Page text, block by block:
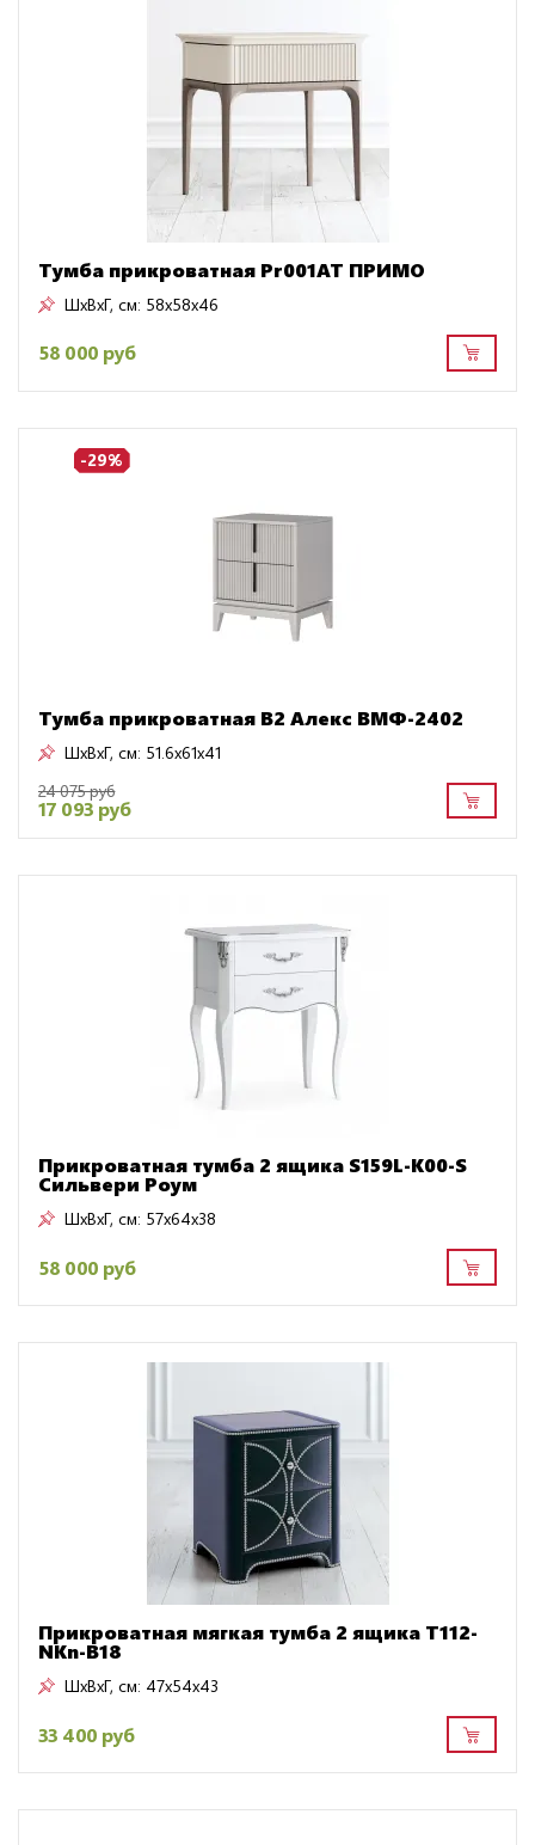
Тумба прикроватная Pr001AT ПРИМО
ШxВxГ, см: 58x58x46
58 000 руб
-29%
Тумба прикроватная В2 Алекс ВМФ-2402
ШxВxГ, см: 51.6x61x41
24 075 руб
17 093 руб
Прикроватная тумба 2 ящика S159L-K00-S
Сильвери Роум
ШxВxГ, см: 57x64x38
58 000 руб
Прикроватная мягкая тумба 2 ящика T112-
NKn-B18
ШxВxГ, см: 47x54x43
33 400 руб